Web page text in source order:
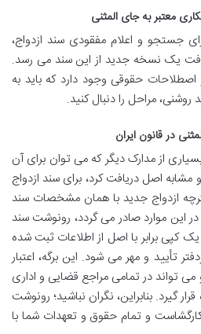
معتبر به جای المثنی
جستجو و اعلام مفقودی سند ازدواج،
یک نسخه جدید از این سند می رسد.
حقوقی وجود دارد که باید به
مراحل را دنبال کنید.
در قانون ایران
از مدارک دیگر که می توان برای آن
مشابه اصل دریافت کرد، برای سند ازدواج
ازدواج جدید با همان مشخصات سند
این موارد صادر می گردد، رونوشت سند
کپی برابر با اصل از اطلاعات ثبت شده
تأیید و مهر می شود. این برگه، اعتبار
می تواند در تمامی مراجع قضایی و اداری
گیرد. بنابراین، نگران نباشید؛ رونوشت
کارگشاست و تمام حقوق و تعهدات شما با